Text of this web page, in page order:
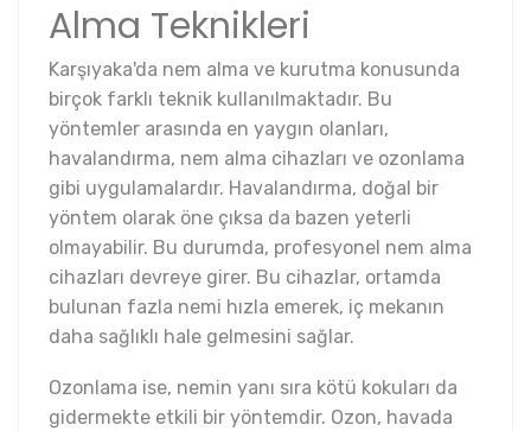
Alma Teknikleri
Karşıyaka'da nem alma ve kurutma konusunda
birçok farklı teknik kullanılmaktadır. Bu
yöntemler arasında en yaygın olanları,
havalandırma, nem alma cihazları ve ozonlama
gibi uygulamalardır. Havalandırma, doğal bir
yöntem olarak öne çıksa da bazen yeterli
olmayabilir. Bu durumda, profesyonel nem alma
cihazları devreye girer. Bu cihazlar, ortamda
bulunan fazla nemi hızla emerek, iç mekanın
daha sağlıklı hale gelmesini sağlar.
Ozonlama ise, nemin yanı sıra kötü kokuları da
gidermekte etkili bir yöntemdir. Ozon, havada